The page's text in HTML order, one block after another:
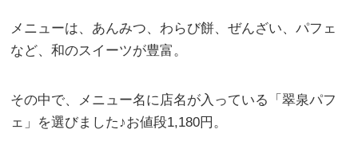
メニューは、あんみつ、わらび餅、ぜんざい、パフェ
など、和のスイーツが豊富。
その中で、メニュー名に店名が入っている「翠泉パフ
ェ」を選びました♪お値段1,180円。